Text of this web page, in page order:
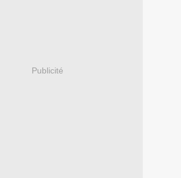
Publicité